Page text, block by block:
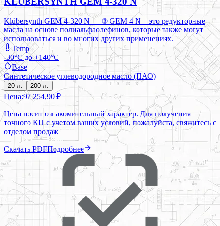
Klübersynth GEM 4-320 N — ® GEM 4 N – это редукторные
масла на основе полиальфаолефинов, которые также могут
использоваться и во многих других применениях.
Temp
-30°C до +140°C
Base
Синтетическое углеводородное масло (ПАО)
20 л. 200 л.
Цена:97 254,90 ₽
Цена носит ознакомительный характер. Для получения
точного КП с учетом ваших условий, пожалуйста, свяжитесь с
отделом продаж
Скачать PDFПодробнее